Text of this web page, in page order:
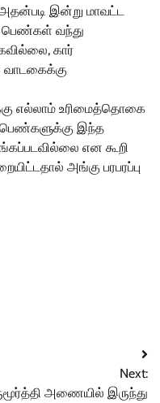
இன்று மாவட்ட
பெண்கள் வந்து
கார்
எல்லாம் உரிமைத்தொகை
பெண்களுக்கு இந்த
என கூறி
அங்கு பரபரப்பு
Next:
அணையில் இருந்து